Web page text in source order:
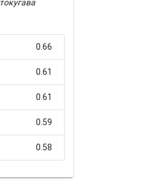
токугава
0.66
0.61
0.61
0.59
0.58